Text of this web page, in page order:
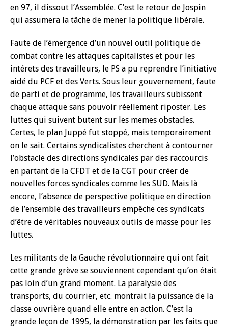
en 97, il dissout l’Assemblée. C’est le retour de Jospin
qui assumera la tâche de mener la politique libérale.
Faute de l’émergence d’un nouvel outil politique de
combat contre les attaques capitalistes et pour les
intérets des travailleurs, le PS a pu reprendre l’initiative
aidé du PCF et des Verts. Sous leur gouvernement, faute
de parti et de programme, les travailleurs subissent
chaque attaque sans pouvoir réellement riposter. Les
luttes qui suivent butent sur les memes obstacles.
Certes, le plan Juppé fut stoppé, mais temporairement
on le sait. Certains syndicalistes cherchent à contourner
l’obstacle des directions syndicales par des raccourcis
en partant de la CFDT et de la CGT pour créer de
nouvelles forces syndicales comme les SUD. Mais là
encore, l’absence de perspective politique en direction
de l’ensemble des travailleurs empêche ces syndicats
d’être de véritables nouveaux outils de masse pour les
luttes.
Les militants de la Gauche révolutionnaire qui ont fait
cette grande grève se souviennent cependant qu’on était
pas loin d’un grand moment. La paralysie des
transports, du courrier, etc. montrait la puissance de la
classe ouvrière quand elle entre en action. C’est la
grande leçon de 1995, la démonstration par les faits que